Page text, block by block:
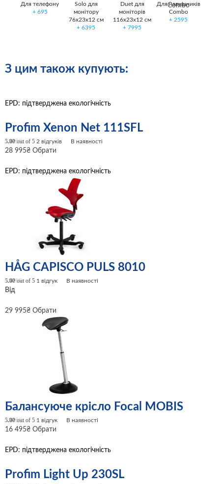
Для телефону
+ 695
Solo для
монітору
76х23х12 cм
+ 6395
Duet для
моніторів
116х23х12 cм
+ 7995
Для навушників
Combo
+ 2595
З цим також купують:
EPD: підтверджена екологічність
Profim Xenon Net 111SFL
5.00out of 5 2 відгуків В наявності
28 995₴ Обрати
EPD: підтверджена екологічність
HÅG CAPISCO PULS 8010
5.00out of 5 1 відгук В наявності
Від
29 995₴ Обрати
Балансуюче крісло Focal MOBIS
5.00out of 5 1 відгук В наявності
16 495₴ Обрати
EPD: підтверджена екологічність
Profim Light Up 230SL